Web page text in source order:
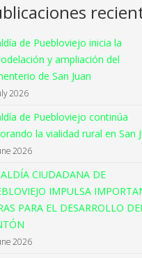
de Puebloviejo inicia la
y ampliación del
de San Juan
2026
de Puebloviejo continúa
la vialidad rural en San
2026
CIUDADANA DE
IMPULSA
PARA EL DESARROLLO
2026